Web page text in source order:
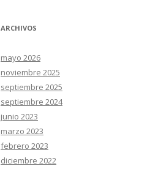
ARCHIVOS
mayo 2026
noviembre 2025
septiembre 2025
septiembre 2024
junio 2023
marzo 2023
febrero 2023
diciembre 2022